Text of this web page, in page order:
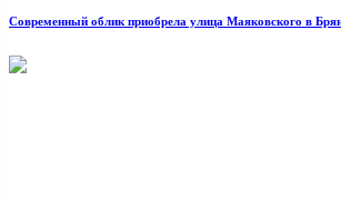
Современный облик приобрела улица Маяковского в